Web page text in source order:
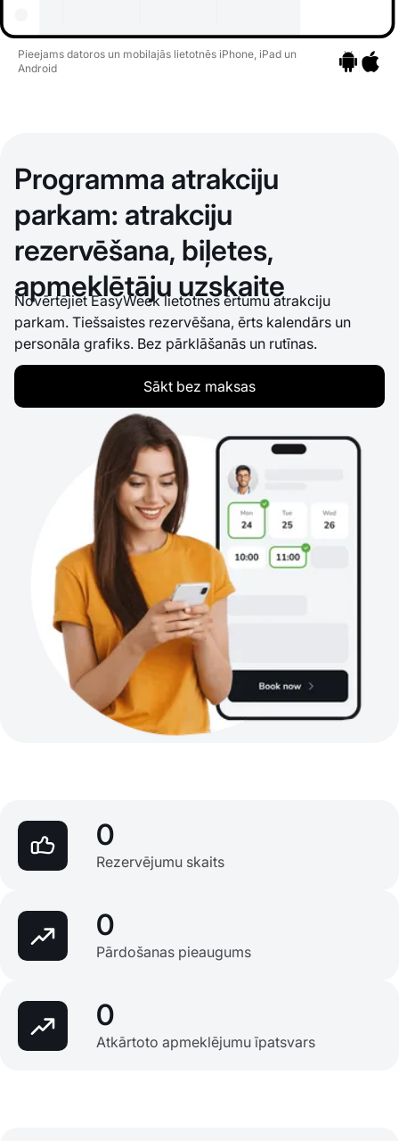
Pieejams datoros un mobilajās lietotnēs iPhone, iPad un
Android
Programma atrakciju
parkam: atrakciju
rezervēšana, biļetes,
apmeklētāju uzskaite
Novērtējiet EasyWeek lietotnes ērtumu atrakciju
parkam. Tiešsaistes rezervēšana, ērts kalendārs un
personāla grafiks. Bez pārklāšanās un rutīnas.
Sākt bez maksas
0
Rezervējumu skaits
0
Pārdošanas pieaugums
0
Atkārtoto apmeklējumu īpatsvars